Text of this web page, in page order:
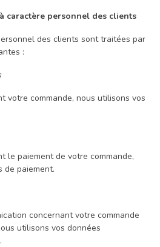
caractère personnel des clients
des clients sont traitées par
:
votre commande, nous utilisons vos
le paiement de votre commande,
de paiement.
concernant votre commande
utilisons vos données